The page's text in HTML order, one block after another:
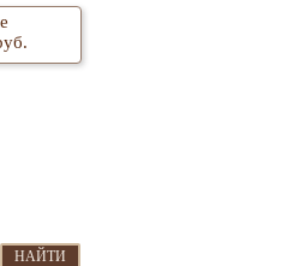
НАЙТИ